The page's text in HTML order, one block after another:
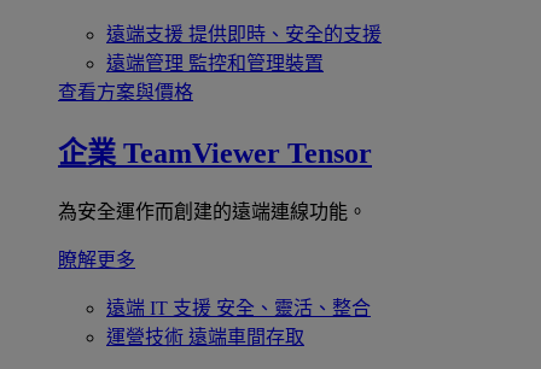
遠端支援 提供即時、安全的支援
遠端管理 監控和管理裝置
查看方案與價格
企業 TeamViewer Tensor
為安全運作而創建的遠端連線功能。
瞭解更多
遠端 IT 支援 安全、靈活、整合
運營技術 遠端車間存取